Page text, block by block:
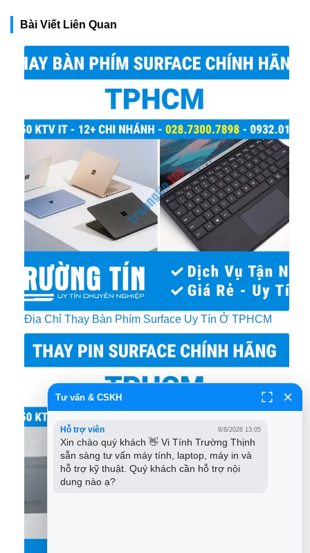
Bài Viết Liên Quan
Địa Chỉ Thay Bàn Phím Surface Uy Tín Ở TPHCM
Tư vấn & CSKH
Hỗ trợ viên 8/8/2026 13:05
Xin chào quý khách 👋 Vi Tính Trường Thịnh
sẵn sàng tư vấn máy tính, laptop, máy in và
hỗ trợ kỹ thuật. Quý khách cần hỗ trợ nội
dung nào ạ?